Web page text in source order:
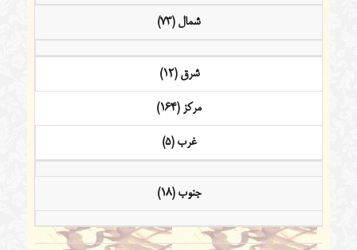
شمال (73)
شرق (12)
مرکز (164)
غرب (5)
جنوب (18)